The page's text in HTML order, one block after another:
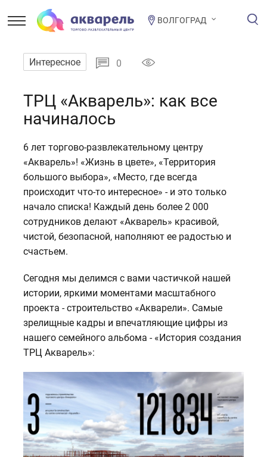
ВОЛГОГРАД
Интересное 0
ТРЦ «Акварель»: как все
начиналось
6 лет торгово-развлекательному центру
«Акварель»! «Жизнь в цвете», «Территория
большого выбора», «Место, где всегда
происходит что-то интересное» - и это только
начало списка! Каждый день более 2 000
сотрудников делают «Акварель» красивой,
чистой, безопасной, наполняют ее радостью и
счастьем.
Сегодня мы делимся с вами частичкой нашей
истории, яркими моментами масштабного
проекта - строительство «Акварели». Самые
зрелищные кадры и впечатляющие цифры из
нашего семейного альбома - «История создания
ТРЦ Акварель»: